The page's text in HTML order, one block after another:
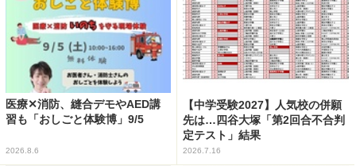
医療✕消防、縫合デモやAED講
習も「おしごと体験博」9/5
2026.8.6
【中学受験2027】人気校の併願
先は…四谷大塚「第2回合不合判
定テスト」結果
2026.7.16